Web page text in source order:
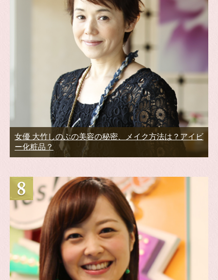
女優 大竹しのぶの美容の秘密、メイク方法は？アイビ
ー化粧品？